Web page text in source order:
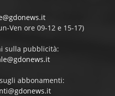
Ven ore 09-12 e 15-17)
sulla pubblicità:
abbonamenti: